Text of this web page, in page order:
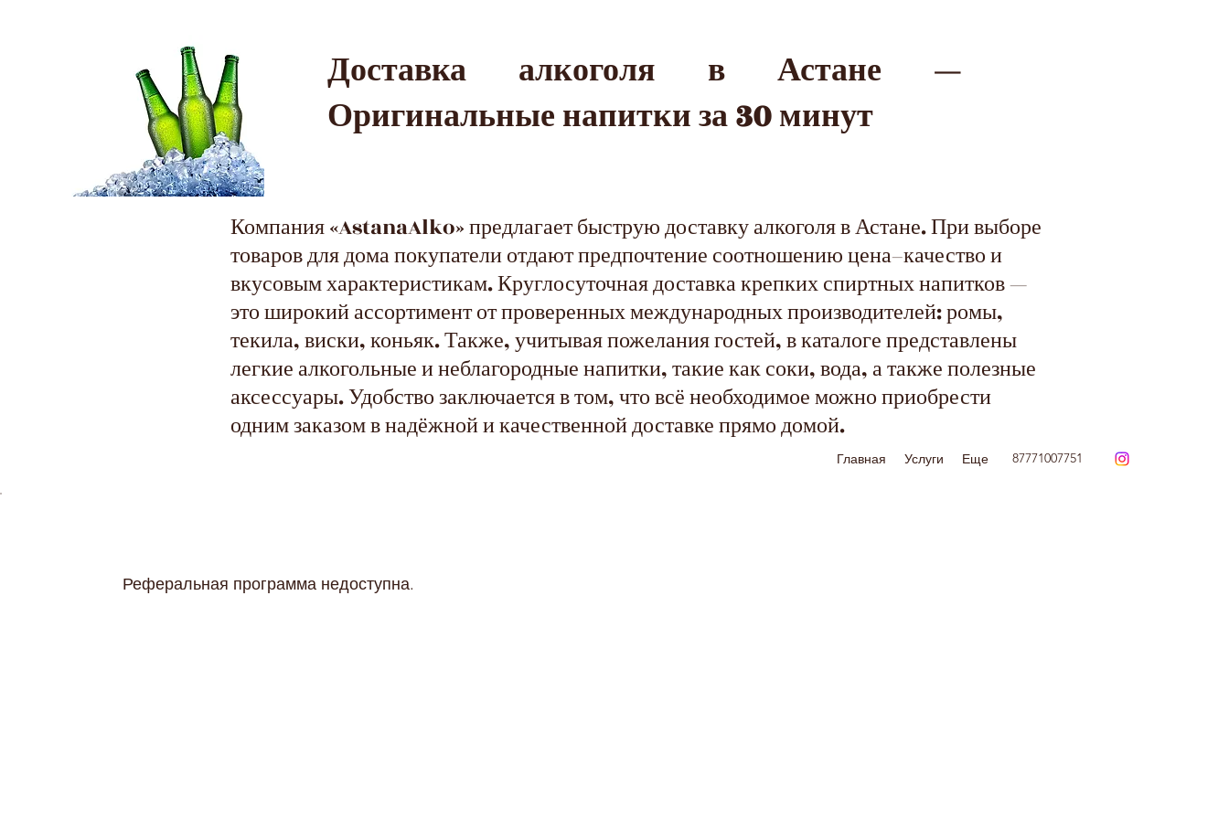
Доставка алкоголя в Астане —
Оригинальные напитки за 30 минут
Главная Услуги Еще 87771007751
Компания «AstanaAlko» предлагает быструю доставку алкоголя в Астане. При выборе
товаров для дома покупатели отдают предпочтение соотношению цена–качество и
вкусовым характеристикам. Круглосуточная доставка крепких спиртных напитков —
это широкий ассортимент от проверенных международных производителей: ромы,
текила, виски, коньяк. Также, учитывая пожелания гостей, в каталоге представлены
легкие алкогольные и неблагородные напитки, такие как соки, вода, а также полезные
аксессуары. Удобство заключается в том, что всё необходимое можно приобрести
одним заказом в надёжной и качественной доставке прямо домой.
Реферальная программа недоступна.